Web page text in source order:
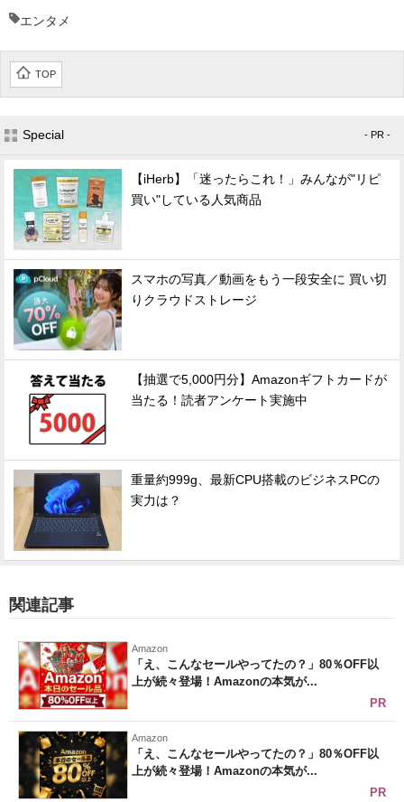
エンタメ
TOP
Special - PR -
【iHerb】「迷ったらこれ！」みんなが"リピ
買い"している人気商品
スマホの写真／動画をもう一段安全に 買い切
りクラウドストレージ
【抽選で5,000円分】Amazonギフトカードが
当たる！読者アンケート実施中
重量約999g、最新CPU搭載のビジネスPCの
実力は？
関連記事
Amazon
「え、こんなセールやってたの？」80％OFF以
上が続々登場！Amazonの本気が...
PR
Amazon
「え、こんなセールやってたの？」80％OFF以
上が続々登場！Amazonの本気が...
PR